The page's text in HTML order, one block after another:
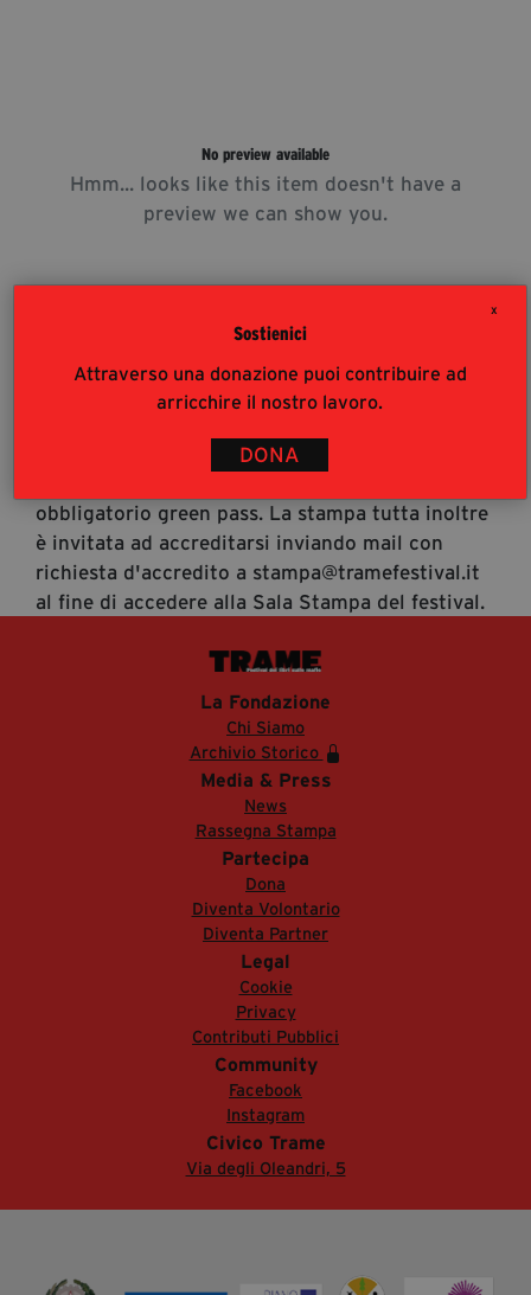
X
Sostienici
Attraverso una donazione puoi contribuire ad
arricchire il nostro lavoro.
DONA
Contatti
info@tramefestival.it
No preview available
Hmm... looks like this item doesn't have a
preview we can show you.
Accrediti Stampa
Accrediti Stampa. L'accesso al festival ai
pubblico (https://www.tramefestival.it/accesso-
obbligatorio green pass. La stampa tutta inoltre
è invitata ad accreditarsi inviando mail con
richiesta d'accredito a stampa@tramefestival.it
al fine di accedere alla Sala Stampa del festival.
La Fondazione
Chi Siamo
Archivio Storico
Media & Press
News
Rassegna Stampa
Partecipa
Dona
Diventa Volontario
Diventa Partner
Legal
Cookie
Privacy
Contributi Pubblici
Community
Facebook
Instagram
Civico Trame
Via degli Oleandri, 5